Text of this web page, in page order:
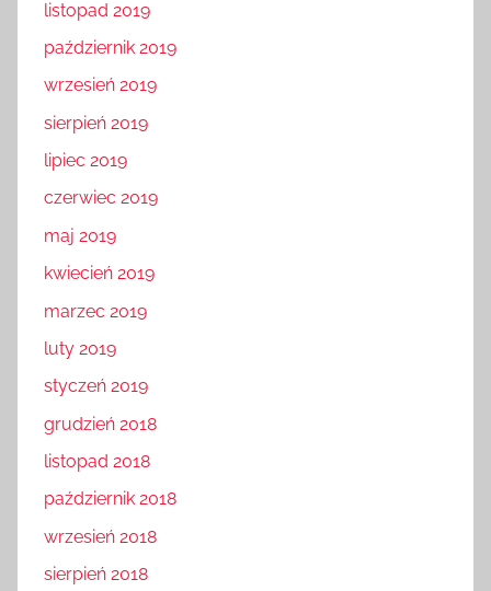
listopad 2019
październik 2019
wrzesień 2019
sierpień 2019
lipiec 2019
czerwiec 2019
maj 2019
kwiecień 2019
marzec 2019
luty 2019
styczeń 2019
grudzień 2018
listopad 2018
październik 2018
wrzesień 2018
sierpień 2018